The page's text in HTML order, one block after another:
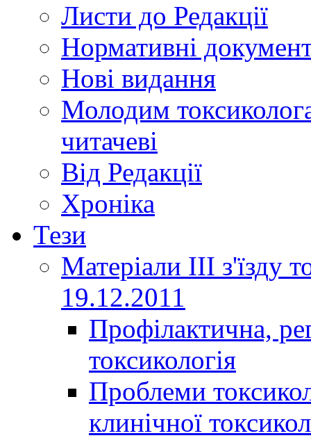
Листи до Редакції
Нормативні
Нові видання
Молодим
читачеві
Від Редакції
Хроніка
Тези
Матеріали ІІІ з'їзду
19.12.2011
Профілактична,
токсикологія
Проблеми
клинічної